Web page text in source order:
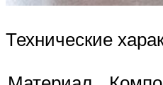
Технические